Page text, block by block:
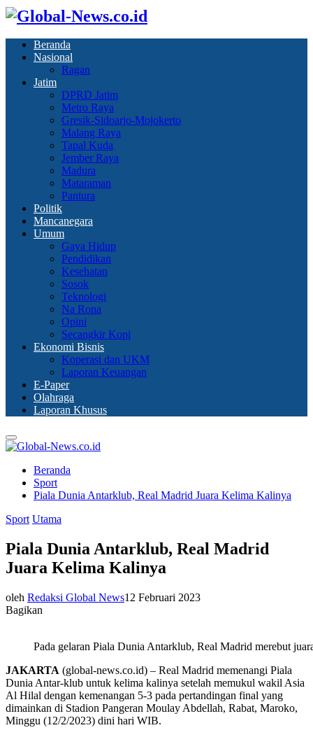
Beranda
Nasional
Ragan
Jatim
DPRD Jatim
Metro Raya
Gresik-Sidoarjo-Mojokerto
Malang Raya
Tapal Kuda
Jember Raya
Madura
Mataraman
Pantura
Politik
Mancanegara
Umum
Gaya Hidup
Pendidikan
Kesehatan
Sosok
Teknologi
Na Rona
Opini
Secangkir Kopi
Ekonomi Bisnis
Koperasi dan UKM
Laporan Keuangan
E-Paper
Olahraga
Laporan Khusus
Primary
Menu
Beranda
Sport
Piala Dunia Antarklub, Real Madrid Juara Kelima Kalinya
Sport Utama
Piala Dunia Antarklub, Real Madrid
Juara Kelima Kalinya
oleh Redaksi Global News12 Februari 2023
Bagikan
Pada gelaran Piala Dunia Antarklub, Real Madrid merebut
JAKARTA (global-news.co.id) – Real Madrid memenangi Piala
Dunia Antar-klub untuk kelima kalinya setelah memukul wakil Asia
Al Hilal dengan kemenangan 5-3 pada pertandingan final yang
dimainkan di Stadion Pangeran Moulay Abdellah, Rabat, Maroko,
Minggu (12/2/2023) dini hari WIB.